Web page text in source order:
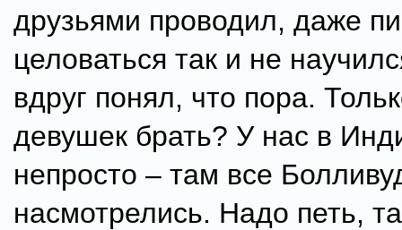
друзьями проводил, даже
целоваться так и не
вдруг понял, что пора.
девушек брать? У нас в
непросто – там все
насмотрелись. Надо петь,